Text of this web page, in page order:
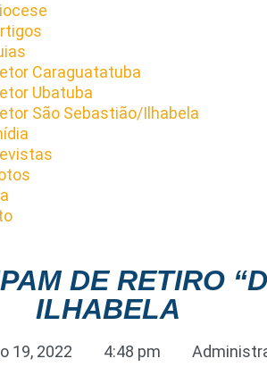
Caraguatatuba
Ubatuba
São Sebastião/Ilhabela
DE RETIRO
ILHABELA
19, 2022 4:48 pm